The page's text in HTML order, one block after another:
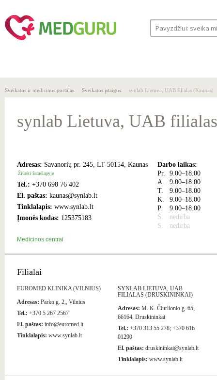
Sveikatos ir medicinos portalas Sveikatos įstaigos synlab Lietuva, UAB filialas (Kaunas)
synlab Lietuva, UAB
Adresas: Savanorių pr. 245, LT-50154, Kaunas
Žiūrėti žemėlapyje
Tel.: +370 698 76 402
El. paštas: kaunas@synlab.lt
Tinklalapis: www.synlab.lt
Įmonės kodas: 125375183
Darbo laikas:
Pr.
9.00–18.00
A.
9.00–18.00
T.
9.00–18.00
K.
9.00–18.00
P.
9.00–18.00
Š.
nedirba
S.
nedirba
Medicinos centrai
Filialai
EUROMED KLINIKA (VILNIUS)
Adresas: Parko g. 2,, Vilnius
Tel.: +370 5 267 2567
El. paštas: info@euromed.lt
Tinklalapis: www.synlab.lt
SYNLAB LIETUVA, UAB
FILIALAS (DRUSKININKAI)
Adresas: M. K. Čiurlionio g. 65,
66164, Druskininkai
Tel.: +370 313 55 278; +370 616
01290
El. paštas: druskininkai@synlab.lt
Tinklalapis: www.synlab.lt